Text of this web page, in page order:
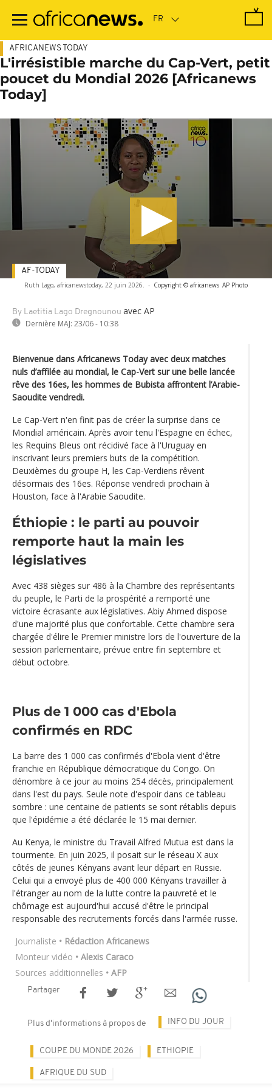
contenu
AFRICANEWS TODAY
L'irrésistible marche du Cap-Vert, petit
poucet du Mondial 2026 [Africanews
Today]
Ruth Lago, africanewstoday, 22 juin 2026. - Copyright © africanews AP Photo
By Laetitia Lago Dregnounou avec AP
Dernière MAJ: 23/06 - 10:38
AF-TODAY
Bienvenue dans Africanews Today avec deux matches
nuls d’affilée au mondial, le Cap-Vert sur une belle lancée
rêve des 16es, les hommes de Bubista affrontent l’Arabie-
Saoudite vendredi.
Le Cap-Vert n'en finit pas de créer la surprise dans ce
Mondial américain. Après avoir tenu l'Espagne en échec,
les Requins Bleus ont récidivé face à l'Uruguay en
inscrivant leurs premiers buts de la compétition.
Deuxièmes du groupe H, les Cap-Verdiens rêvent
désormais des 16es. Réponse vendredi prochain à
Houston, face à l'Arabie Saoudite.
Éthiopie : le parti au pouvoir
remporte haut la main les
législatives
Avec 438 sièges sur 486 à la Chambre des représentants
du peuple, le Parti de la prospérité a remporté une
victoire écrasante aux législatives. Abiy Ahmed dispose
d'une majorité plus que confortable. Cette chambre sera
chargée d'élire le Premier ministre lors de l'ouverture de la
session parlementaire, prévue entre fin septembre et
début octobre.
Plus de 1 000 cas d'Ebola
confirmés en RDC
La barre des 1 000 cas confirmés d'Ebola vient d'être
franchie en République démocratique du Congo. On
dénombre à ce jour au moins 254 décès, principalement
dans l'est du pays. Seule note d'espoir dans ce tableau
sombre : une centaine de patients se sont rétablis depuis
que l'épidémie a été déclarée le 15 mai dernier.
Au Kenya, le ministre du Travail Alfred Mutua est dans la
tourmente. En juin 2025, il posait sur le réseau X aux
côtés de jeunes Kényans avant leur départ en Russie.
Celui qui a envoyé plus de 400 000 Kényans travailler à
l'étranger au nom de la lutte contre la pauvreté et le
chômage est aujourd'hui accusé d'être le principal
responsable des recrutements forcés dans l'armée russe.
Journaliste • Rédaction Africanews
Monteur vidéo • Alexis Caraco
Sources additionnelles • AFP
Partager
Plus d'informations à propos de INFO DU JOUR
COUPE DU MONDE 2026 ETHIOPIE
AFRIQUE DU SUD